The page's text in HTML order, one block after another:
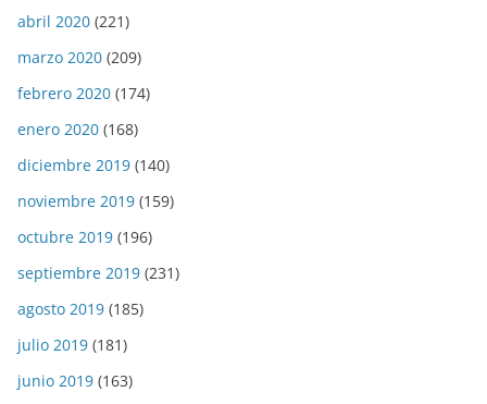
abril 2020 (221)
marzo 2020 (209)
febrero 2020 (174)
enero 2020 (168)
diciembre 2019 (140)
noviembre 2019 (159)
octubre 2019 (196)
septiembre 2019 (231)
agosto 2019 (185)
julio 2019 (181)
junio 2019 (163)